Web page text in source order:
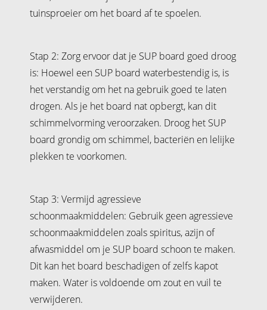
tuinsproeier om het board af te spoelen.
Stap 2: Zorg ervoor dat je SUP board goed droog
is: Hoewel een SUP board waterbestendig is, is
het verstandig om het na gebruik goed te laten
drogen. Als je het board nat opbergt, kan dit
schimmelvorming veroorzaken. Droog het SUP
board grondig om schimmel, bacteriën en lelijke
plekken te voorkomen.
Stap 3: Vermijd agressieve
schoonmaakmiddelen: Gebruik geen agressieve
schoonmaakmiddelen zoals spiritus, azijn of
afwasmiddel om je SUP board schoon te maken.
Dit kan het board beschadigen of zelfs kapot
maken. Water is voldoende om zout en vuil te
verwijderen.